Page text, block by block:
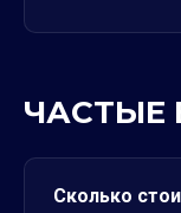
ЧАСТЫЕ
Сколько